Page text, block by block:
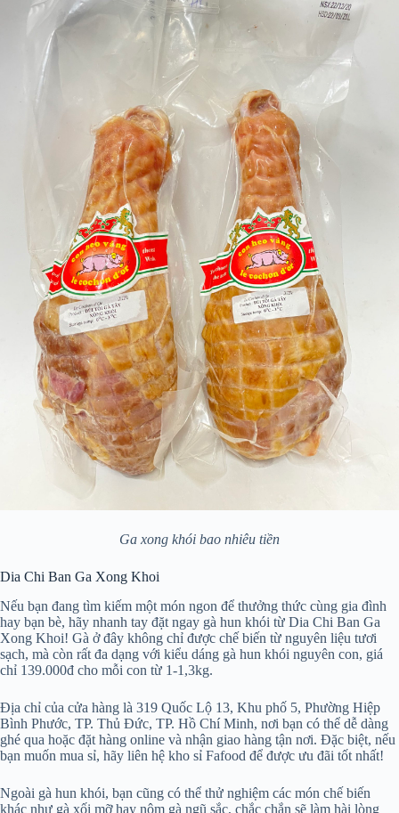
Ga xong khói bao nhiêu tiền
Dia Chi Ban Ga Xong Khoi
Nếu bạn đang tìm kiếm một món ngon để thưởng thức cùng gia đình
hay bạn bè, hãy nhanh tay đặt ngay gà hun khói từ Dia Chi Ban Ga
Xong Khoi! Gà ở đây không chỉ được chế biến từ nguyên liệu tươi
sạch, mà còn rất đa dạng với kiểu dáng gà hun khói nguyên con, giá
chỉ 139.000đ cho mỗi con từ 1-1,3kg.
Địa chỉ của cửa hàng là 319 Quốc Lộ 13, Khu phố 5, Phường Hiệp
Bình Phước, TP. Thủ Đức, TP. Hồ Chí Minh, nơi bạn có thể dễ dàng
ghé qua hoặc đặt hàng online và nhận giao hàng tận nơi. Đặc biệt, nếu
bạn muốn mua sỉ, hãy liên hệ kho sỉ Fafood để được ưu đãi tốt nhất!
Ngoài gà hun khói, bạn cũng có thể thử nghiệm các món chế biến
khác như gà xối mỡ hay nộm gà ngũ sắc, chắc chắn sẽ làm hài lòng